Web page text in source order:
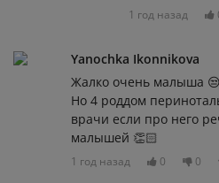
1 год назад
Yanochka Ikonnikova
Жалко очень малыша 😒
Но 4 роддом
врачи если про него
малышей 👏🏻
1 год назад 0 0